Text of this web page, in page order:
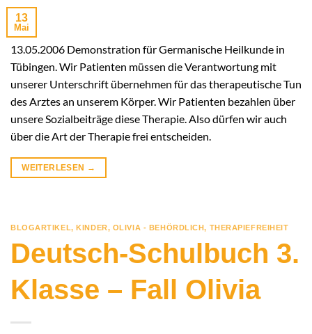
13
Mai
13.05.2006 Demonstration für Germanische Heilkunde in
Tübingen. Wir Patienten müssen die Verantwortung mit
unserer Unterschrift übernehmen für das therapeutische Tun
des Arztes an unserem Körper. Wir Patienten bezahlen über
unsere Sozialbeiträge diese Therapie. Also dürfen wir auch
über die Art der Therapie frei entscheiden.
WEITERLESEN →
BLOGARTIKEL,KINDER, OLIVIA - BEHÖRDLICH, THERAPIEFREIHEIT
Deutsch-Schulbuch 3.
Klasse – Fall Olivia